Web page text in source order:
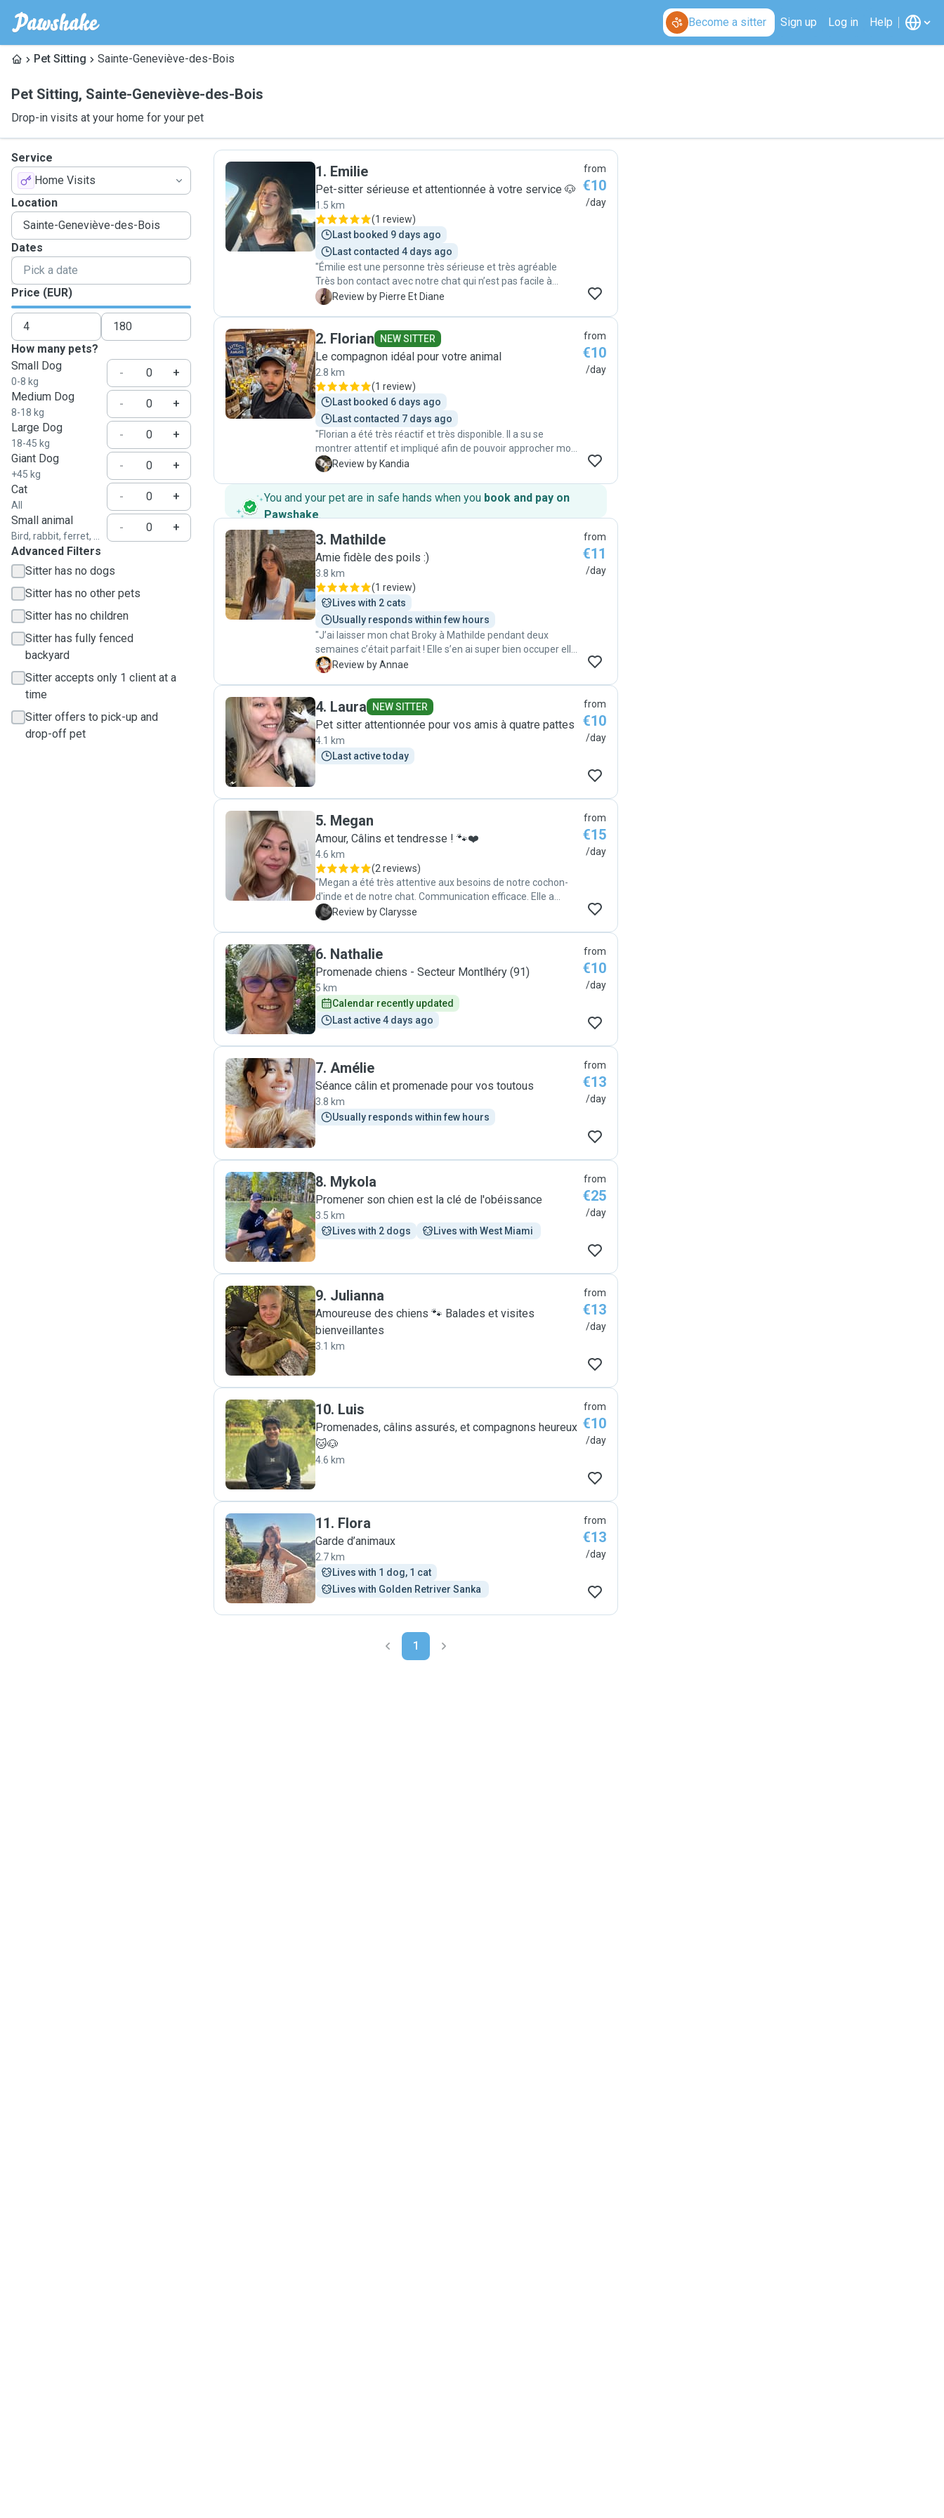
Become a sitter Sign up Log in Help
Pet Sitting Sainte-Geneviève-des-Bois
Pet Sitting, Sainte-Geneviève-des-Bois
Drop-in visits at your home for your pet
Service
Home Visits
Location
Dates
Price (EUR)
How many pets?
Small Dog
0-8 kg
-
+
Medium Dog
8-18 kg
-
+
Large Dog
18-45 kg
-
+
Giant Dog
+45 kg
-
+
Cat
All
-
+
Small animal
Bird, rabbit, ferret, ...
-
+
Advanced Filters
Sitter has no dogs
Sitter has no other pets
Sitter has no children
Sitter has fully fenced
backyard
Sitter accepts only 1 client at a
time
Sitter offers to pick-up and
drop-off pet
E
1. Emilie
Pet-sitter sérieuse et attentionnée à votre service 🐶
1.5 km
(1 review)
Last booked 9 days ago
Last contacted 4 days ago
"Émilie est une personne très sérieuse et très agréable
Très bon contact avec notre chat qui n’est pas facile à
approcher car craintif et ça a été fait sans problème avec
P Review by Pierre Et Diane
from
€10
/day
F
2. Florian NEW SITTER
Le compagnon idéal pour votre animal
2.8 km
(1 review)
Last booked 6 days ago
Last contacted 7 days ago
"Florian a été très réactif et très disponible. Il a su se
montrer attentif et impliqué afin de pouvoir approcher mon
chat qui est de nature très peureux. Je le recommande
K Review by Kandia
from
€10
/day
You and your pet are in safe hands when you book and pay on
Pawshake.
M
3. Mathilde
Amie fidèle des poils :)
3.8 km
(1 review)
Lives with 2 cats
Usually responds within few hours
"J’ai laisser mon chat Broky à Mathilde pendant deux
semaines c’était parfait ! Elle s’en ai super bien occuper elle
m’a envoyé des photos tout les jours et à été patiente avec
absence ! "
A Review by Annae
from
€11
/day
L
4. Laura NEW SITTER
Pet sitter attentionnée pour vos amis à quatre pattes
4.1 km
Last active today
from
€10
/day
M
5. Megan
Amour, Câlins et tendresse ! 🐾❤️
4.6 km
(2 reviews)
"Megan a été très attentive aux besoins de notre cochon-
d'inde et de notre chat. Communication efficace. Elle a
gardé nos animaux pendant 10 jours, et tout s'est très bien
C Review by Clarysse
from
€15
/day
N
6. Nathalie
Promenade chiens - Secteur Montlhéry (91)
5 km
Calendar recently updated
Last active 4 days ago
from
€10
/day
A
7. Amélie
Séance câlin et promenade pour vos toutous
3.8 km
Usually responds within few hours
from
€13
/day
M
8. Mykola
Promener son chien est la clé de l'obéissance
3.5 km
Lives with 2 dogs
Lives with West Miami
from
€25
/day
J
9. Julianna
Amoureuse des chiens 🐾 Balades et visites
bienveillantes
3.1 km
from
€13
/day
L
10. Luis
Promenades, câlins assurés, et compagnons heureux
🐱🐶
4.6 km
from
€10
/day
F
11. Flora
Garde d’animaux
2.7 km
Lives with 1 dog, 1 cat
Lives with Golden Retriver Sanka
from
€13
/day
1